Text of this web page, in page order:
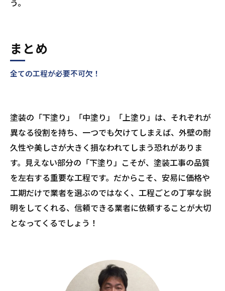
う。
全ての工程が必要不可欠！
まとめ
塗装の「下塗り」「中塗り」「上塗り」は、それぞれが
異なる役割を持ち、一つでも欠けてしまえば、外壁の耐
久性や美しさが大きく損なわれてしまう恐れがありま
す。見えない部分の「下塗り」こそが、塗装工事の品質
を左右する重要な工程です。だからこそ、安易に価格や
工期だけで業者を選ぶのではなく、工程ごとの丁寧な説
明をしてくれる、信頼できる業者に依頼することが大切
となってくるでしょう！